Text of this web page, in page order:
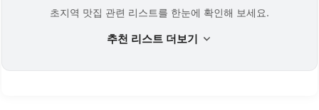
초지역 맛집 관련 리스트를 한눈에 확인해 보세요.
추천 리스트 더보기